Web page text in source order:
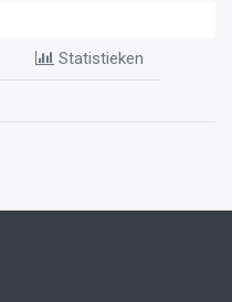
Statistieken